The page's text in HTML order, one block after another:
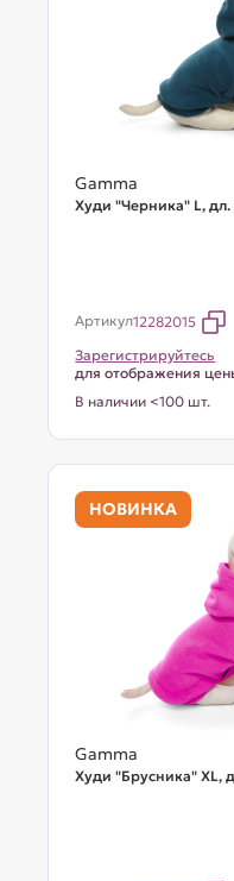
Gamma
Худи "Черника" L,
Артикул12282015
Зарегистрируйтесь
для отображения
В наличии <100 шт.
НОВИНКА
Gamma
Худи "Брусника" XL,